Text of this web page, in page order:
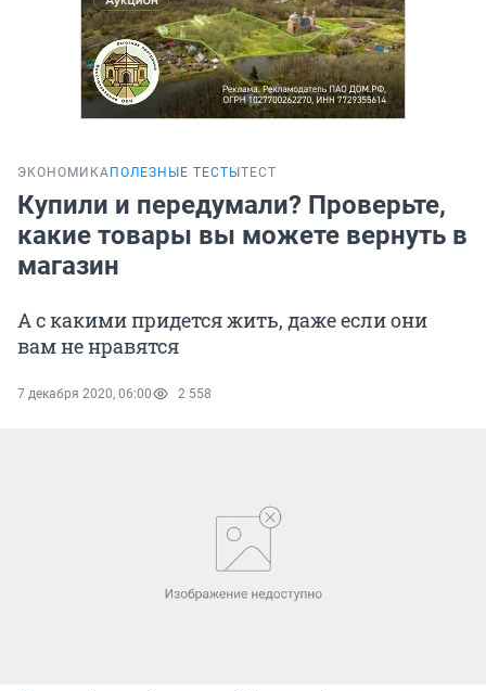
ЭКОНОМИКА ПОЛЕЗНЫЕ ТЕСТЫ ТЕСТ
Купили и передумали? Проверьте,
какие товары вы можете вернуть в
магазин
А с какими придется жить, даже если они
вам не нравятся
7 декабря 2020, 06:00 2 558